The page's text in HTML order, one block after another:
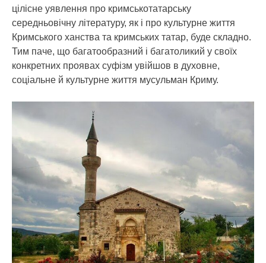
цілісне уявлення про кримськотатарську
середньовічну літературу, як і про культурне життя
Кримського ханства та кримських татар, буде складно.
Тим паче, що багатообразний і багатоликий у своїх
конкретних проявах суфізм увійшов в духовне,
соціальне й культурне життя мусульман Криму.